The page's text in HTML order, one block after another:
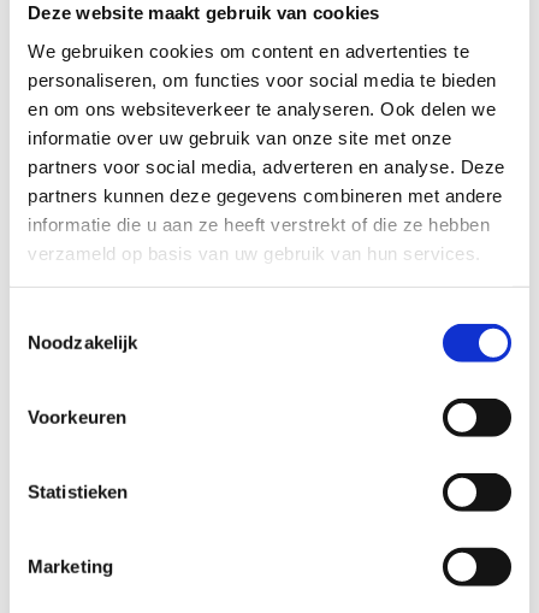
Deze website maakt gebruik van cookies
We gebruiken cookies om content en advertenties te
personaliseren, om functies voor social media te bieden
en om ons websiteverkeer te analyseren. Ook delen we
informatie over uw gebruik van onze site met onze
partners voor social media, adverteren en analyse. Deze
partners kunnen deze gegevens combineren met andere
informatie die u aan ze heeft verstrekt of die ze hebben
verzameld op basis van uw gebruik van hun services.
Noodzakelijk
Voorkeuren
Statistieken
Marketing
Voor jou gelezen, beluisterd,
bekeken, getest
Met deze rubriek willen we bronnen of tools
aanreiken die jou als trainer kunnen inspireren,
(nog) beter wapenen om bepaalde herkenbare
discreet) aan te pakken en tot een goed einde te
Voor jou gelezen-beluisterd-bekeken-getest